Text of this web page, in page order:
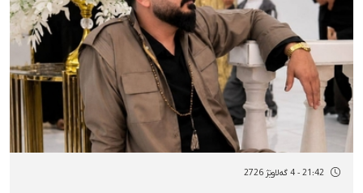
21:42 - 4 گەلاوێژ 2726